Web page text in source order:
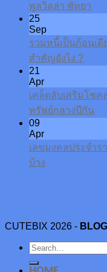
พูลวิลล่า พัทยา
25
Sep
รวมหนี้เป็นก้อนเดี
สำคัญยังไง ?
21
Apr
เคล็ดลับเสริมโชค
ทรัพย์กลางปีกัน
09
Apr
เลขมงคลประจำร
บ้าง
CUTEBIX 2026 -